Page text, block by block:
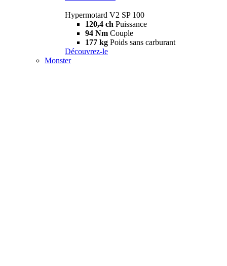
Hypermotard V2 SP 100
120,4 ch Puissance
94 Nm Couple
177 kg Poids sans carburant
Découvrez-le
Monster